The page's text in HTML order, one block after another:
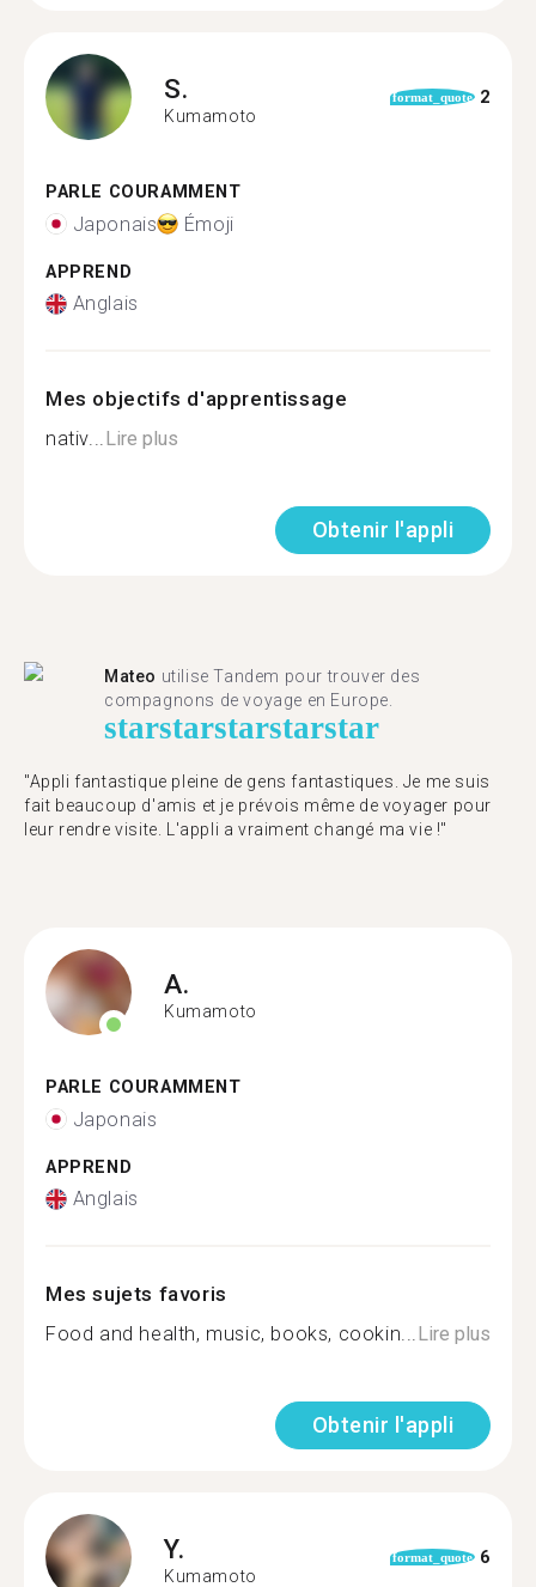
S.
Kumamoto
format_quote 2
PARLE COURAMMENT
Japonais Émoji
APPREND
Anglais
Mes objectifs d'apprentissage
nativ...Lire plus
Obtenir l'appli
Mateo utilise Tandem pour trouver des
compagnons de voyage en Europe.
starstarstarstarstar
"Appli fantastique pleine de gens fantastiques. Je me suis
fait beaucoup d'amis et je prévois même de voyager pour
leur rendre visite. L'appli a vraiment changé ma vie !"
A.
Kumamoto
PARLE COURAMMENT
Japonais
APPREND
Anglais
Mes sujets favoris
Food and health, music, books, cookin...Lire plus
Obtenir l'appli
Y.
Kumamoto
format_quote 6